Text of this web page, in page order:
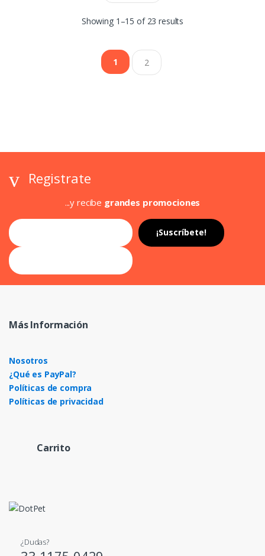
Showing 1–15 of 23 results
1 2
Registrate
...y recibe grandes promociones
Más Información
Nosotros
¿Qué es PayPal?
Políticas de compra
Políticas de privacidad
Carrito
¿Dudas?